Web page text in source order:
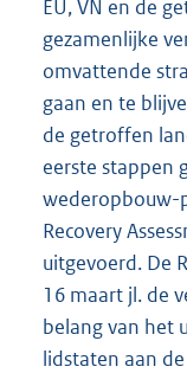
EU, VN en de
gezamenlijke
omvattende
gaan en te
de getroffen
eerste stappen
wederopbouw-
Recovery
uitgevoerd. De
16 maart jl. de
belang van het
lidstaten aan